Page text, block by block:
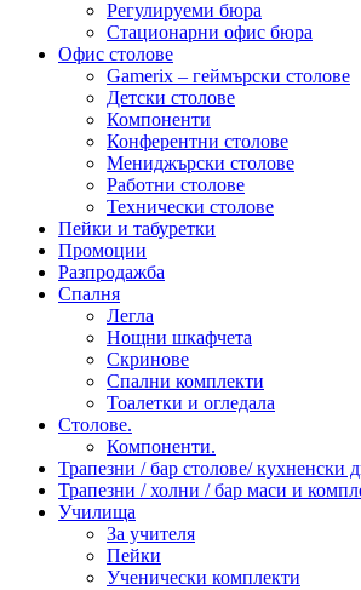
Регулируеми бюра
Стационарни офис бюра
Офис столове
Gamerix – геймърски столове
Детски столове
Компоненти
Конферентни столове
Мениджърски столове
Работни столове
Технически столове
Пейки и табуретки
Промоции
Разпродажба
Спалня
Легла
Нощни шкафчета
Скринове
Спални комплекти
Тоалетки и огледала
Столове.
Компоненти.
Трапезни / бар столове/ кухненски
Трапезни / холни / бар маси и
Училища
За учителя
Пейки
Ученически комплекти